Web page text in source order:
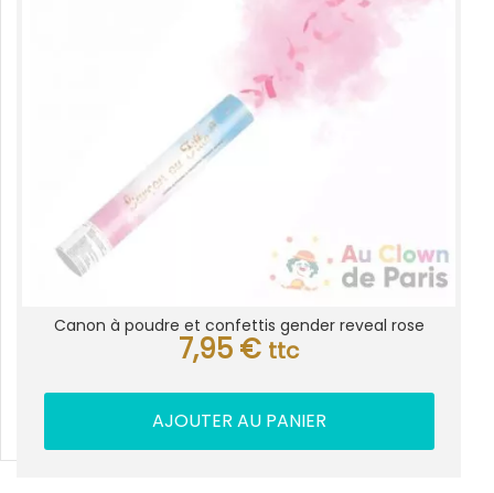
Canon à poudre et confettis gender reveal rose
7,95 € ttc
AJOUTER AU PANIER